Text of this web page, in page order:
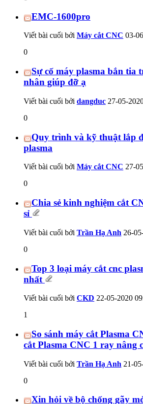
EMC-1600pro
Viết bài cuối bởi Máy cắt CNC 03-
0
Sự cố máy plasma bắn tia
nhân giúp đỡ ạ
Viết bài cuối bởi dangduc 27-05-
0
Quy trình và kỹ thuật lắp
plasma
Viết bài cuối bởi Máy cắt CNC 27-
0
Chia sẻ kinh nghiệm cắt
sỉ
Viết bài cuối bởi Trần Hạ Anh 26-
0
Top 3 loại máy cắt cnc
nhất
Viết bài cuối bởi CKD 22-05-2020
1
So sánh máy cắt Plasma
cắt Plasma CNC 1 ray nâng
Viết bài cuối bởi Trần Hạ Anh 21-
0
Xin hỏi về bộ chống gãy